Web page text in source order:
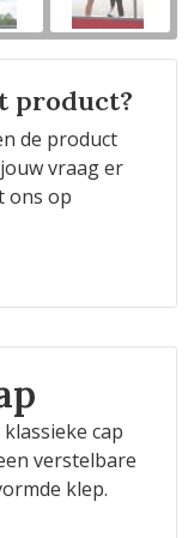
product?
de product
vraag er
ons op
cap
verstelbare
klep.